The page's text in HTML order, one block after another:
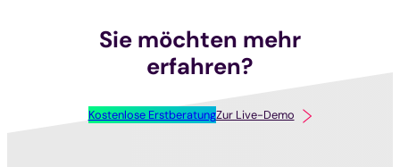
Sie möchten mehr
erfahren?
Kostenlose ErstberatungZur Live-Demo